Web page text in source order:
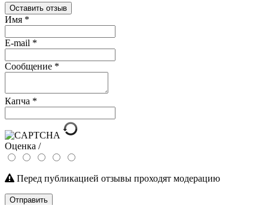
Оставить отзыв
Имя *
E-mail *
Сообщение *
Капча *
Оценка /
Перед публикацией отзывы проходят модерацию
Отправить